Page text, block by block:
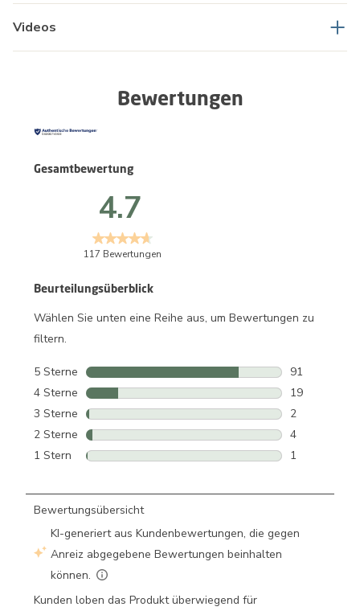
Videos
Bewertungen
Beurteilungsüberblick
Wählen Sie unten eine Reihe aus, um Bewertungen zu
filtern.
5 Sterne Sterne
91
91
4 Sterne Sterne
19
19
3 Sterne Sterne
2
2
2 Sterne Sterne
4
4
1 Stern Sterne
1
Gesamtbewertung
4.7
117 Bewertungen